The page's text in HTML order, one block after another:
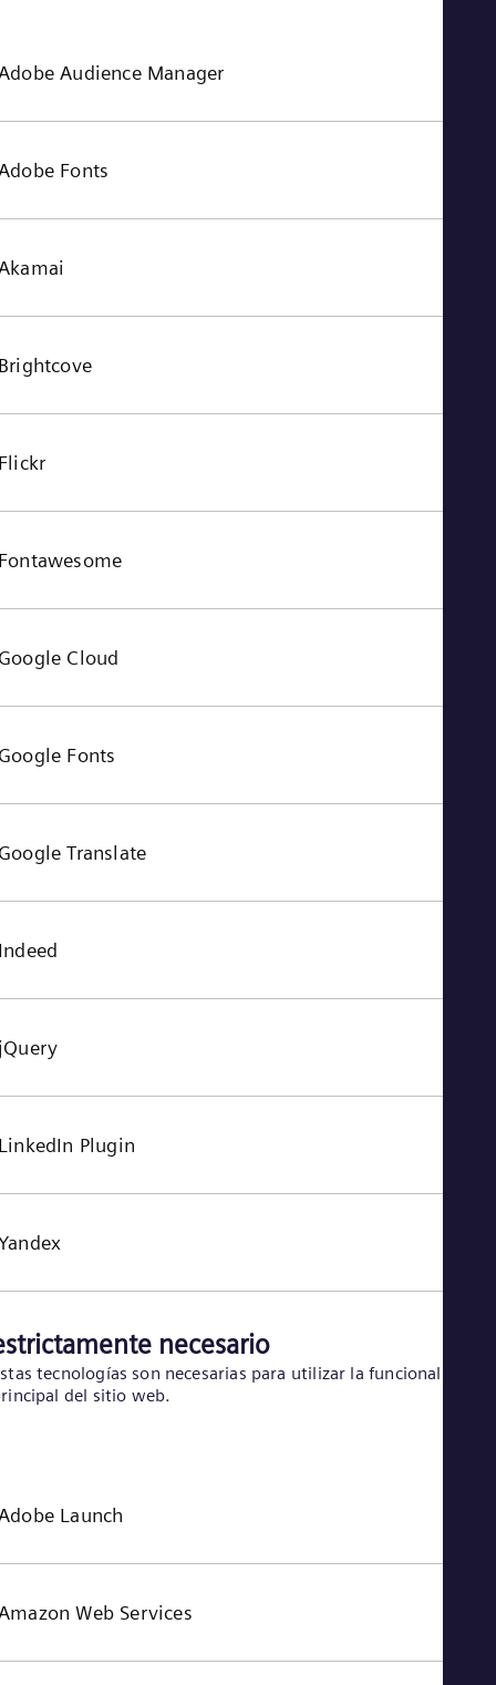
Audience Manager
Fonts
Cloud
Fonts
Translate
Plugin
necesario
tecnologías son necesarias para utilizar la funcionalidad
del sitio web.
Launch
Web Services